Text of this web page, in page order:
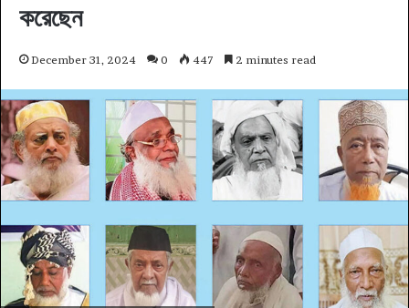
করেছেন
December 31, 2024 0 447 2 minutes read